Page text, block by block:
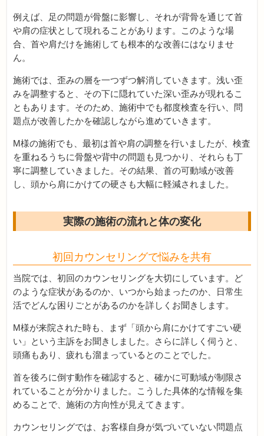
例えば、足の問題が骨盤に影響し、それが背骨を通じて首
や肩の症状として現れることがあります。このような場
合、首や肩だけを施術しても根本的な改善にはなりませ
ん。
施術では、歪みの層を一つずつ解消していきます。浅い歪
みを調整すると、その下に隠れていた深い歪みが現れるこ
ともあります。そのため、施術中でも都度検査を行い、問
題点が改善したかを確認しながら進めていきます。
M様の施術でも、最初は首や肩の調整を行いましたが、検査
を重ねるうちに骨盤や背中の問題も見つかり、それらも丁
寧に調整していきました。その結果、首の可動域が改善
し、頭から肩にかけての硬さも大幅に軽減されました。
実際の施術の流れと体の変化
初回カウンセリングで悩みを共有
当院では、初回のカウンセリングを大切にしています。ど
のような症状があるのか、いつから始まったのか、日常生
活でどんな困りごとがあるのかを詳しくお聞きします。
M様が来院された時も、まず「頭から肩にかけてすごい硬
い」という主訴をお聞きしました。さらに詳しく伺うと、
頭痛もあり、疲れも溜まっているとのことでした。
首を後ろに倒す動作を確認すると、確かに可動域が制限さ
れていることが分かりました。こうした具体的な情報を集
めることで、施術の方向性が見えてきます。
カウンセリングでは、お客様自身が気づいていない問題点